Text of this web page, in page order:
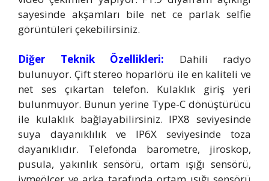
sayesinde akşamları bile net ce parlak selfie
görüntüleri çekebilirsiniz.
Diğer Teknik Özellikleri: Dahili radyo
bulunuyor. Çift stereo hoparlörü ile en kaliteli ve
net ses çıkartan telefon. Kulaklık giriş yeri
bulunmuyor. Bunun yerine Type-C dönüştürücü
ile kulaklık bağlayabilirsiniz. IPX8 seviyesinde
suya dayanıklılık ve IP6X seviyesinde toza
dayanıklıdır. Telefonda barometre, jiroskop,
pusula, yakınlık sensörü, ortam ışığı sensörü,